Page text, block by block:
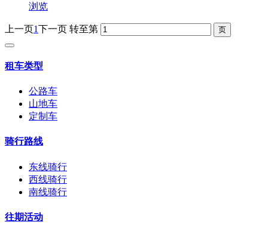
浏览
上一页1下一页 转至第
租车类型
公路车
山地车
定制车
骑行路线
东线骑行
西线骑行
南线骑行
往期活动